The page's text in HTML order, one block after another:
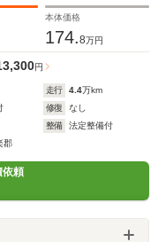
本体価格
174.8万円
円
走行 4.4万km
修復
なし
整備
法定整備付
郡
依頼